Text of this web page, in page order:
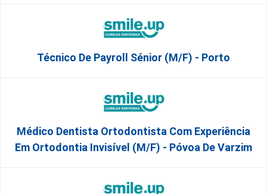
Técnico De Payroll Sénior (M/F) - Porto
Médico Dentista Ortodontista Com Experiência
Em Ortodontia Invisível (M/F) - Póvoa De Varzim